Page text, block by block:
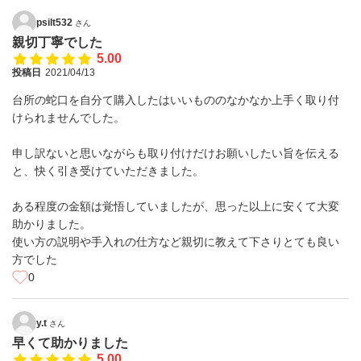
psilt532 さん
親切丁寧でした
5.00
投稿日 2021/04/13
台所の蛇口を自分て購入したはいいもののなかなか上手く取り付
けられませんでした。
申し訳ないと思いながらも取り付けだけお願いしたい旨を伝える
と、快く引き受けていただきました。
ある程度の金額は覚悟していましたが、思った以上に安くて大変
助かりました。
使い方の説明や手入れの仕方など親切に教えて下さりとても良い
方でした
0
y.t さん
早くて助かりました